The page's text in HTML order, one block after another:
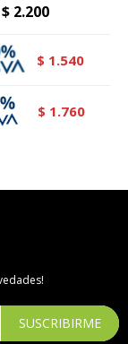
$ 2.200
$ 1.540
$ 1.760
SUSCRIBIRME